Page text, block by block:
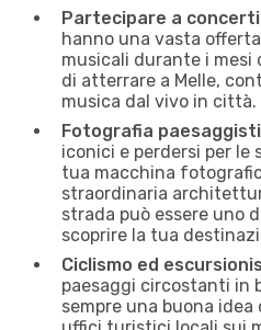
Partecipare a
hanno una vasta
musicali durante i mesi
di atterrare a Melle,
musica dal vivo in città.
Fotografia
iconici e perdersi per
tua macchina
straordinaria
strada può essere uno
scoprire la tua
Ciclismo ed
paesaggi circostanti in
sempre una buona